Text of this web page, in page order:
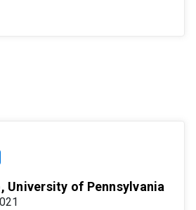
University of Pennsylvania